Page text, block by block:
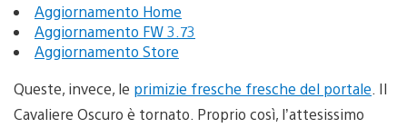
Aggiornamento Home
Aggiornamento FW 3.73
Aggiornamento Store
Queste, invece, le primizie fresche fresche del portale . Il
Cavaliere Oscuro è tornato. Proprio così, l’attesissimo